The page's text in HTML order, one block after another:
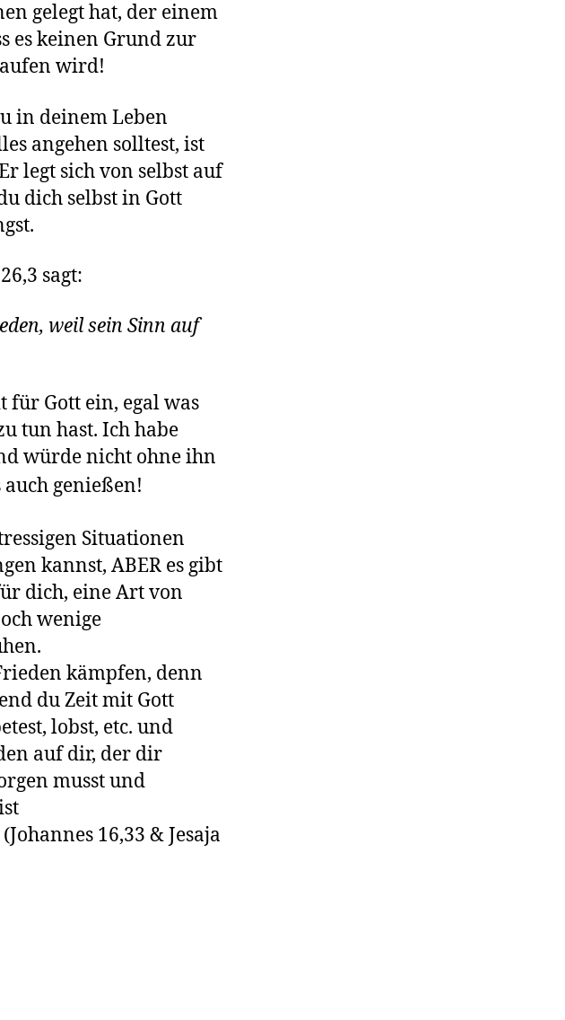
gelegt hat, der einem
es keinen Grund zur
wird!
in deinem Leben
angehen solltest, ist
legt sich von selbst auf
dich selbst in Gott
sagt:
weil sein Sinn auf
für Gott ein, egal was
tun hast. Ich habe
würde nicht ohne ihn
auch genießen!
Situationen
kannst, ABER es gibt
dich, eine Art von
wenige
kämpfen, denn
du Zeit mit Gott
lobst, etc. und
auf dir, der dir
musst und
16,33 & Jesaja